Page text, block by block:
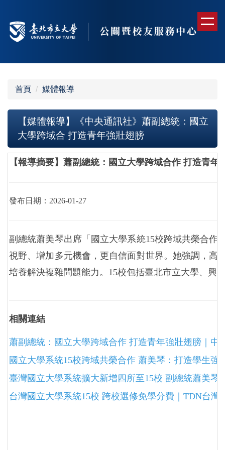
到
主
首頁
媒體報導
【媒體報導】《中央通訊社》蕭副總統：國立
大學跨域合 打造青年強壯翅膀
【報導摘要】 蕭副總統：國立大學跨域合作 打造青年
發布日期：2026-01-27
副總統蕭美琴出席「國立大學系統15校跨域共榮合
視野、增加多元機會，更自信面對世界。她強調，高
培養解決複雜問題能力。15校包括臺北市立大學、興
相關連結
蕭副總統：國立大學跨域合作 打造青年強壯翅膀｜中
國立大學系統15校跨域共榮合作 蕭美琴：打造學生強
臺灣國立大學系統擴大新增四所至15校 副總統蕭美琴
台灣國立大學系統15校 跨校選修免學分費｜TDN台灣